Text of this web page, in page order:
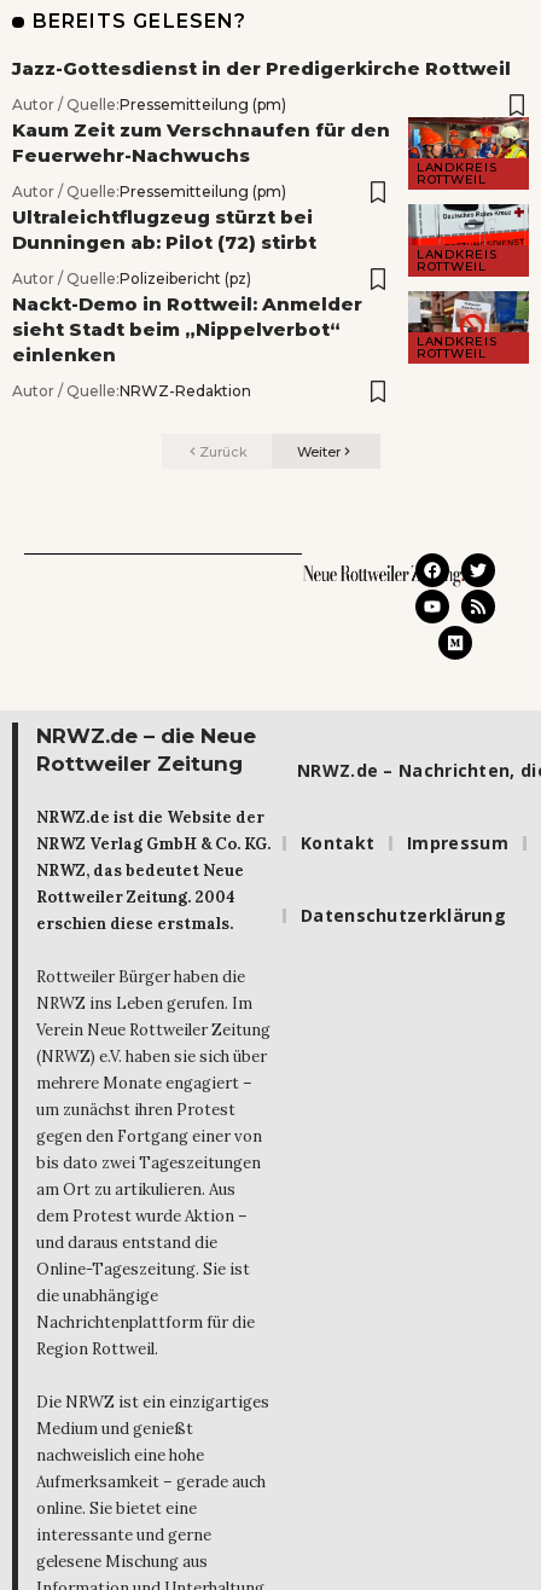
BEREITS GELESEN?
Jazz-Gottesdienst in der Predigerkirche Rottweil
Autor / Quelle:Pressemitteilung (pm)
LANDKREIS
ROTTWEIL
Kaum Zeit zum Verschnaufen für den
Feuerwehr-Nachwuchs
Autor / Quelle:Pressemitteilung (pm)
LANDKREIS
ROTTWEIL
Ultraleichtflugzeug stürzt bei
Dunningen ab: Pilot (72) stirbt
Autor / Quelle:Polizeibericht (pz)
LANDKREIS
ROTTWEIL
Nackt-Demo in Rottweil: Anmelder
sieht Stadt beim „Nippelverbot“
einlenken
Autor / Quelle:NRWZ-Redaktion
Zurück Weiter
NRWZ.de – die Neue
Rottweiler Zeitung
NRWZ.de ist die Website der
NRWZ Verlag GmbH & Co. KG.
NRWZ, das bedeutet Neue
Rottweiler Zeitung. 2004
erschien diese erstmals.
Rottweiler Bürger haben die
NRWZ ins Leben gerufen. Im
Verein Neue Rottweiler Zeitung
(NRWZ) e.V. haben sie sich über
mehrere Monate engagiert –
um zunächst ihren Protest
gegen den Fortgang einer von
bis dato zwei Tageszeitungen
am Ort zu artikulieren. Aus
dem Protest wurde Aktion –
und daraus entstand die
Online-Tageszeitung. Sie ist
die unabhängige
Nachrichtenplattform für die
Region Rottweil.
Die NRWZ ist ein einzigartiges
Medium und genießt
nachweislich eine hohe
Aufmerksamkeit – gerade auch
online. Sie bietet eine
interessante und gerne
gelesene Mischung aus
NRWZ.de – Nachrichten,
Kontakt Impressum
Datenschutzerklärung